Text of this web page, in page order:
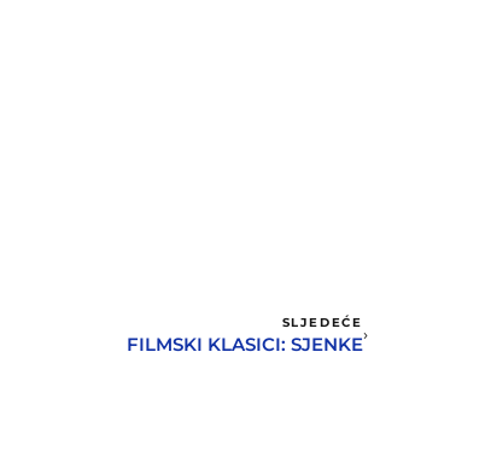
SLJEDEĆE
FILMSKI KLASICI: SJENKE